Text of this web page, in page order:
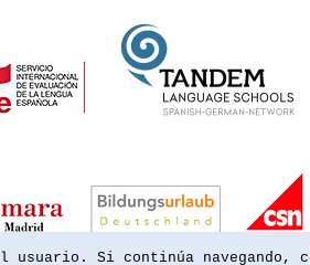
Si continúa navegando,